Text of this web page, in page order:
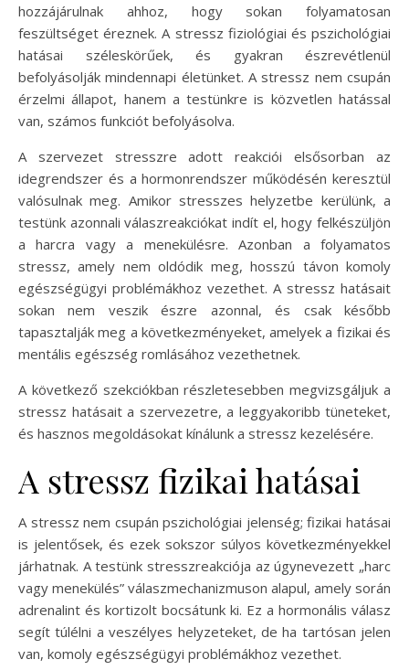
hozzájárulnak ahhoz, hogy sokan folyamatosan
feszültséget éreznek. A stressz fiziológiai és pszichológiai
hatásai széleskörűek, és gyakran észrevétlenül
befolyásolják mindennapi életünket. A stressz nem csupán
érzelmi állapot, hanem a testünkre is közvetlen hatással
van, számos funkciót befolyásolva.
A szervezet stresszre adott reakciói elsősorban az
idegrendszer és a hormonrendszer működésén keresztül
valósulnak meg. Amikor stresszes helyzetbe kerülünk, a
testünk azonnali válaszreakciókat indít el, hogy felkészüljön
a harcra vagy a menekülésre. Azonban a folyamatos
stressz, amely nem oldódik meg, hosszú távon komoly
egészségügyi problémákhoz vezethet. A stressz hatásait
sokan nem veszik észre azonnal, és csak később
tapasztalják meg a következményeket, amelyek a fizikai és
mentális egészség romlásához vezethetnek.
A következő szekciókban részletesebben megvizsgáljuk a
stressz hatásait a szervezetre, a leggyakoribb tüneteket,
és hasznos megoldásokat kínálunk a stressz kezelésére.
A stressz fizikai hatásai
A stressz nem csupán pszichológiai jelenség; fizikai hatásai
is jelentősek, és ezek sokszor súlyos következményekkel
járhatnak. A testünk stresszreakciója az úgynevezett „harc
vagy menekülés” válaszmechanizmuson alapul, amely során
adrenalint és kortizolt bocsátunk ki. Ez a hormonális válasz
segít túlélni a veszélyes helyzeteket, de ha tartósan jelen
van, komoly egészségügyi problémákhoz vezethet.